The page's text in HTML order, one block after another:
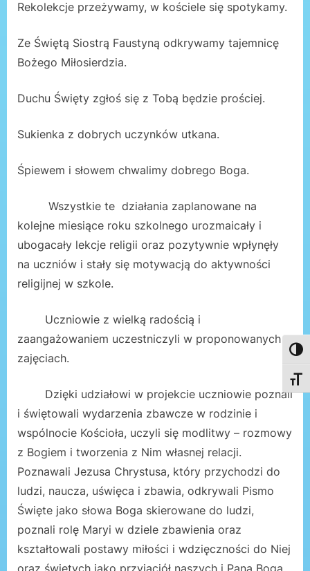
Rekolekcje przeżywamy, w kościele się spotykamy.
Ze Świętą Siostrą Faustyną odkrywamy tajemnicę
Bożego Miłosierdzia.
Duchu Święty zgłoś się z Tobą będzie prościej.
Sukienka z dobrych uczynków utkana.
Śpiewem i słowem chwalimy dobrego Boga.
Wszystkie te działania zaplanowane na
kolejne miesiące roku szkolnego urozmaicały i
ubogacały lekcje religii oraz pozytywnie wpłynęły
na uczniów i stały się motywacją do aktywności
religijnej w szkole.
Uczniowie z wielką radością i
zaangażowaniem uczestniczyli w proponowanych
zajęciach.
Dzięki udziałowi w projekcie uczniowie poznali
i świętowali wydarzenia zbawcze w rodzinie i
wspólnocie Kościoła, uczyli się modlitwy – rozmowy
z Bogiem i tworzenia z Nim własnej relacji.
Poznawali Jezusa Chrystusa, który przychodzi do
ludzi, naucza, uświęca i zbawia, odkrywali Pismo
Święte jako słowa Boga skierowane do ludzi,
poznali rolę Maryi w dziele zbawienia oraz
kształtowali postawy miłości i wdzięczności do Niej
oraz świętych jako przyjaciół naszych i Pana Boga.